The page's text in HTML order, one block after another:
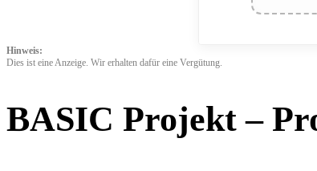
Hinweis:
Dies ist eine Anzeige. Wir erhalten dafür eine Vergütung.
BASIC Projekt –